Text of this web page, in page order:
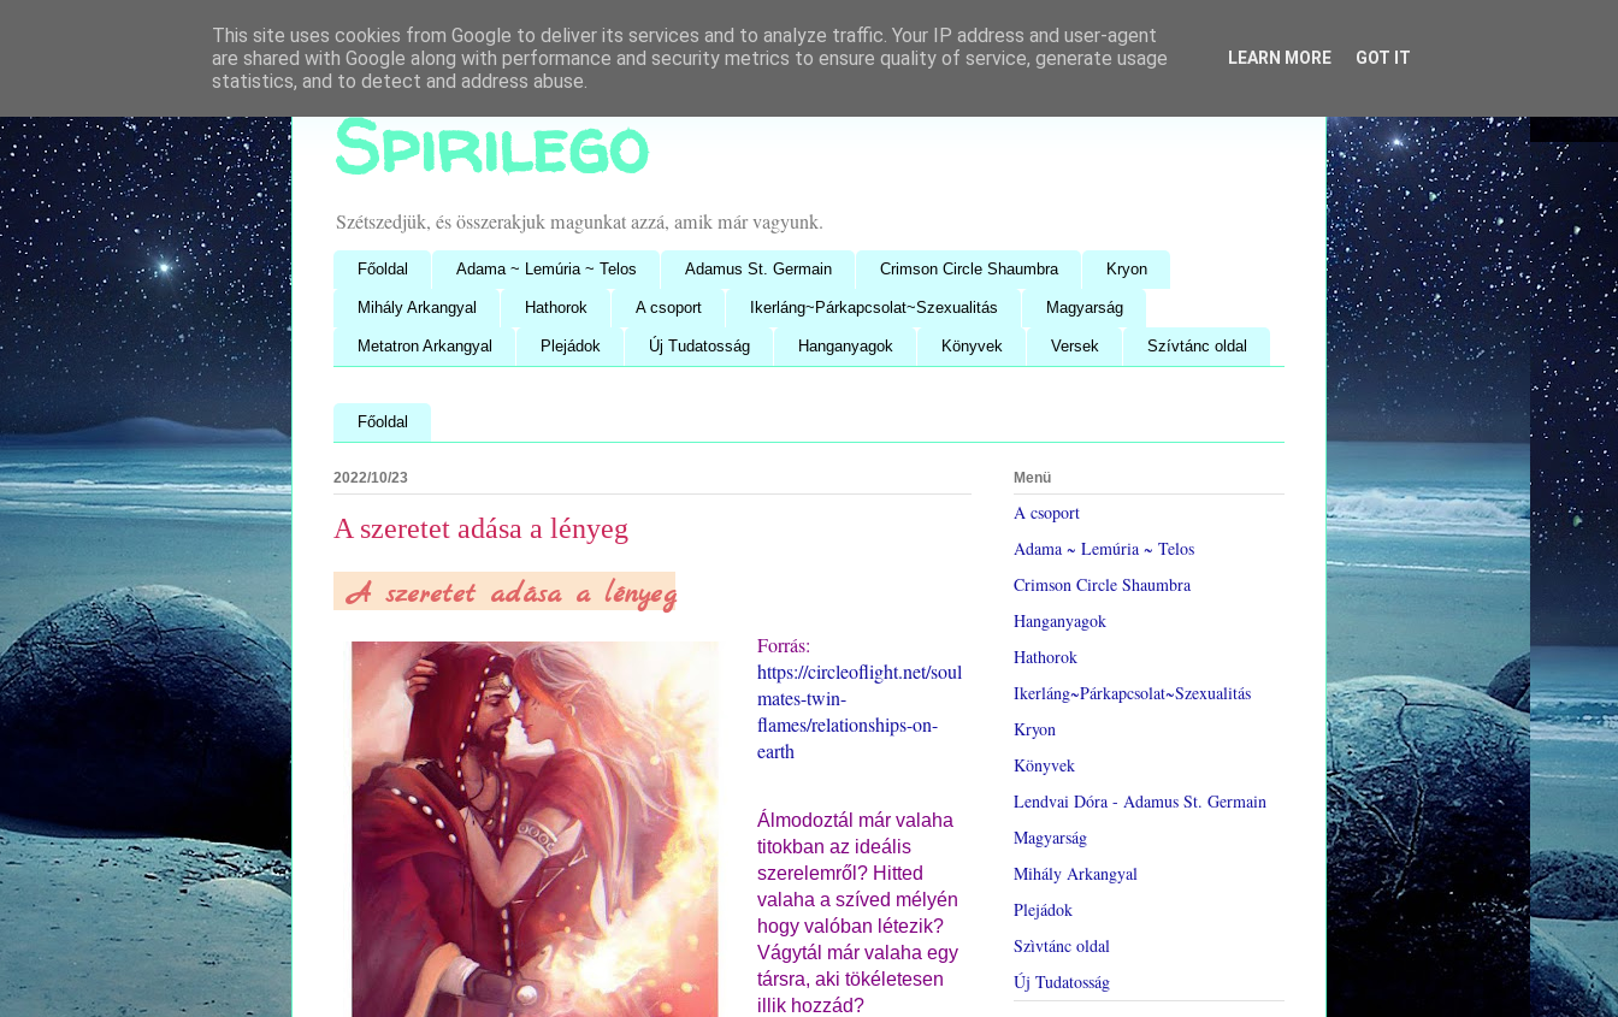
Spirilego
Szétszedjük, és összerakjuk magunkat azzá, amik már vagyunk.
Főoldal Adama ~ Lemúria ~ Telos Adamus St. Germain Crimson Circle Shaumbra Kryon
Mihály Arkangyal Hathorok A csoport Ikerláng~Párkapcsolat~Szexualitás Magyarság
Metatron Arkangyal Plejádok Új Tudatosság Hanganyagok Könyvek Versek Szívtánc oldal
Főoldal
2022/10/23
A szeretet adása a lényeg
A szeretet adása a lényeg
Forrás:
https://circleoflight.net/soul
mates-twin-
flames/relationships-on-
earth
Álmodoztál már valaha
titokban az ideális
szerelemről? Hitted
valaha a szíved mélyén
hogy valóban létezik?
Vágytál már valaha egy
társra, aki tökéletesen
illik hozzád?
Menü
A csoport
Adama ~ Lemúria ~ Telos
Crimson Circle Shaumbra
Hanganyagok
Hathorok
Ikerláng~Párkapcsolat~Szexualitás
Kryon
Könyvek
Lendvai Dóra - Adamus St. Germain
Magyarság
Mihály Arkangyal
Plejádok
Szìvtánc oldal
Új Tudatosság
This site uses cookies from Google to deliver its services and to analyze traffic. Your IP address and user-agent
are shared with Google along with performance and security metrics to ensure quality of service, generate usage
statistics, and to detect and address abuse.
LEARN MORE GOT IT